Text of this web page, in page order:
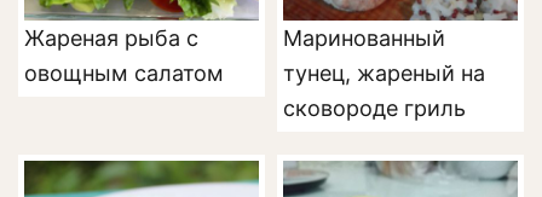
Жареная рыба с
овощным салатом
Маринованный
тунец, жареный на
сковороде гриль